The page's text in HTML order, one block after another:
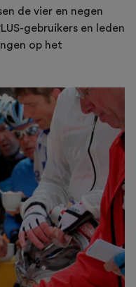
de vier en negen
gebruikers en leden
op het